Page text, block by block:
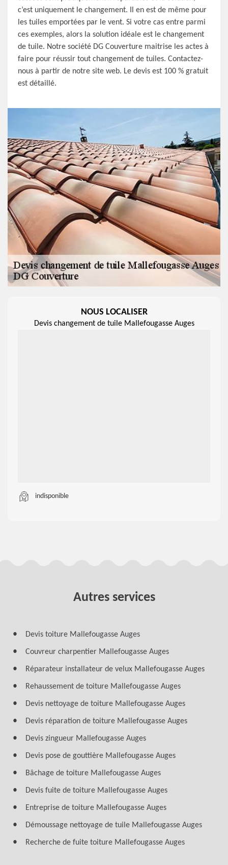
c’est uniquement le changement. Il en est de même pour
les tuiles emportées par le vent. Si votre cas entre parmi
ces exemples, alors la solution idéale est le changement
de tuile. Notre société DG Couverture maitrise les actes à
faire pour réussir tout changement de tuiles. Contactez-
nous à partir de notre site web. Le devis est 100 % gratuit
est détaillé.
NOUS LOCALISER
Devis changement de tuile Mallefougasse Auges
indisponible
Autres services
Devis toiture Mallefougasse Auges
Couvreur charpentier Mallefougasse Auges
Réparateur installateur de velux Mallefougasse Auges
Rehaussement de toiture Mallefougasse Auges
Devis nettoyage de toiture Mallefougasse Auges
Devis réparation de toiture Mallefougasse Auges
Devis zingueur Mallefougasse Auges
Devis pose de gouttière Mallefougasse Auges
Bâchage de toiture Mallefougasse Auges
Devis fuite de toiture Mallefougasse Auges
Entreprise de toiture Mallefougasse Auges
Démoussage nettoyage de tuile Mallefougasse Auges
Recherche de fuite toiture Mallefougasse Auges